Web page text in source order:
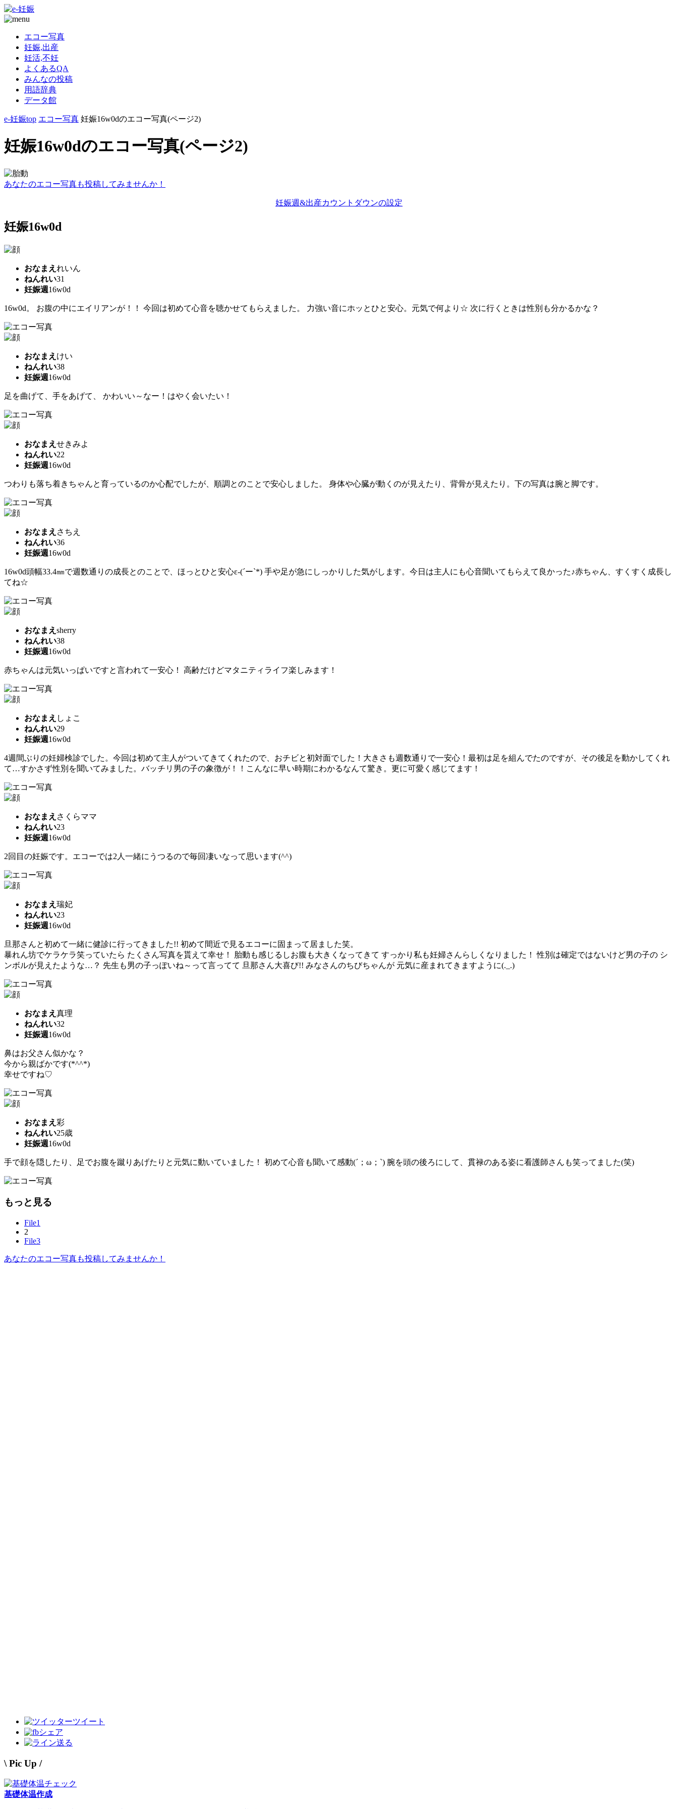
エコー写真
妊娠,出産
妊活,不妊
よくあるQA
みんなの投稿
用語辞典
データ館
e-妊娠top エコー写真 妊娠16w0dのエコー写真(ページ2)
妊娠16w0dのエコー写真(ページ2)
あなたのエコー写真も投稿してみませんか！
妊娠週&出産カウントダウンの設定
妊娠16w0d
おなまえ れいん
ねんれい31
妊娠週16w0d
16w0d。 お腹の中にエイリアンが！！ 今回は初めて心音を聴かせてもらえました。 力強い音にホッとひと安心。元気で何より☆ 次に行くときは性別も分かるかな？
おなまえ けい
ねんれい38
妊娠週16w0d
足を曲げて、手をあげて、 かわいい～なー！はやく会いたい！
おなまえ せきみよ
ねんれい22
妊娠週16w0d
つわりも落ち着きちゃんと育っているのか心配でしたが、順調とのことで安心しました。 身体や心臓が動くのが見えたり、背骨が見えたり。下の写真は腕と脚です。
おなまえ さちえ
ねんれい36
妊娠週16w0d
16w0d頭幅33.4㎜で週数通りの成長とのことで、ほっとひと安心ε-(´ー`*) 手や足が急にしっかりした気がします。今日は主人にも心音聞いてもらえて良かった♪赤ちゃん、すくすく成長し
てね☆
おなまえ sherry
ねんれい38
妊娠週16w0d
赤ちゃんは元気いっぱいですと言われて一安心！ 高齢だけどマタニティライフ楽しみます！
おなまえ しょこ
ねんれい29
妊娠週16w0d
4週間ぶりの妊婦検診でした。今回は初めて主人がついてきてくれたので、おチビと初対面でした！大きさも週数通りで一安心！最初は足を組んでたのですが、その後足を動かしてくれ
て…すかさず性別を聞いてみました。バッチリ男の子の象徴が！！こんなに早い時期にわかるなんて驚き。更に可愛く感じてます！
おなまえ さくらママ
ねんれい23
妊娠週16w0d
2回目の妊娠です。エコーでは2人一緒にうつるので毎回凄いなって思います(^^)
おなまえ 瑞妃
ねんれい23
妊娠週16w0d
旦那さんと初めて一緒に健診に行ってきました!! 初めて間近で見るエコーに固まって居ました笑。
暴れん坊でケラケラ笑っていたら たくさん写真を貰えて幸せ！ 胎動も感じるしお腹も大きくなってきて すっかり私も妊婦さんらしくなりました！ 性別は確定ではないけど男の子の シ
ンボルが見えたような…？ 先生も男の子っぽいね～って言ってて 旦那さん大喜び!! みなさんのちびちゃんが 元気に産まれてきますように(._.)
おなまえ 真理
ねんれい32
妊娠週16w0d
鼻はお父さん似かな？
今から親ばかです(*^^*)
幸せですね♡
おなまえ 彩
ねんれい25歳
妊娠週16w0d
手で顔を隠したり、足でお腹を蹴りあげたりと元気に動いていました！ 初めて心音も聞いて感動(´；ω；`) 腕を頭の後ろにして、貫禄のある姿に看護師さんも笑ってました(笑)
もっと見る
File1
2
File3
あなたのエコー写真も投稿してみませんか！
ツイート
シェア
送る
\ Pic Up /
基礎体温作成